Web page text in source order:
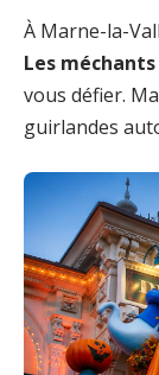
À Marne-la-
Les
vous défier.
guirlandes